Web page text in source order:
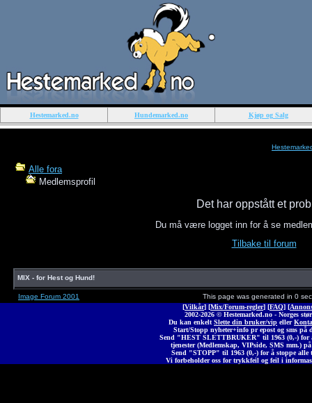
Hestemarked.no Hundemarked.no Kjøp og Salg
Alle fora
Medlemsprofil
Det har oppstått et
Du må være logget inn for å se
Tilbake til forum
MIX - for Hest og Hund!
Image Forum 2001
This page was generated in 0
[Vilkår] [Mix/Forum-regler] [FAQ] [
2002-2026 © Hestemarked.no - Norges
Du kan enkelt Slette din bruker/vip eller
Start/Stopp nyheter+info pr epost og sms på
Send "HEST SLETTBRUKER" til 1963 (0,-) for
tjenester (Medlemskap, VIPside, SMS mm.)
Send "STOPP" til 1963 (0,-) for å stoppe alle
Vi forbeholder oss for trykkfeil og feil i